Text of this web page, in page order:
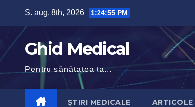
content
S. aug. 8th, 2026 1:24:56 PM
Ghid Medical
Pentru sănătatea ta...
ȘTIRI MEDICALE ARTICOLE